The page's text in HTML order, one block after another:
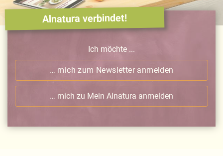
Alnatura verbindet!
Ich möchte ...
… mich zum Newsletter anmelden
… mich zu Mein Alnatura anmelden